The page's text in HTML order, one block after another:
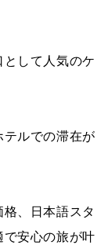
して人気のケ
ルでの滞在が
、日本語スタ
安心の旅が叶